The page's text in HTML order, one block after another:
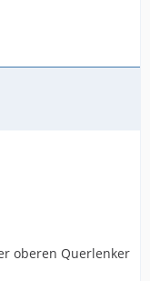
oberen Querlenker